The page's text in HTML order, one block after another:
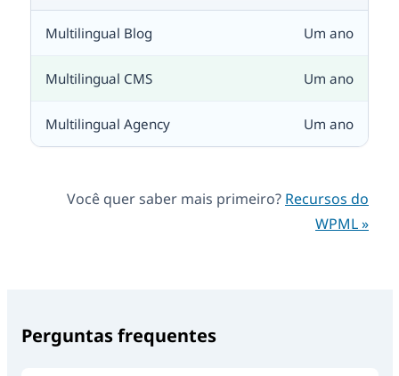
Um ano
Um ano
Um ano
Você quer saber mais primeiro? Recursos do
WPML »
Perguntas frequentes